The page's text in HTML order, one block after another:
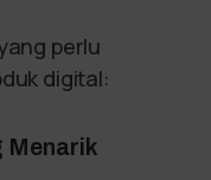
perlu
digital:
Menarik